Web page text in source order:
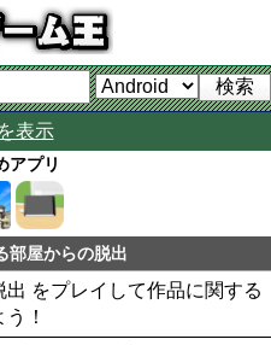
表示
アプリ
部屋からの脱出
をプレイして作品に関する
！